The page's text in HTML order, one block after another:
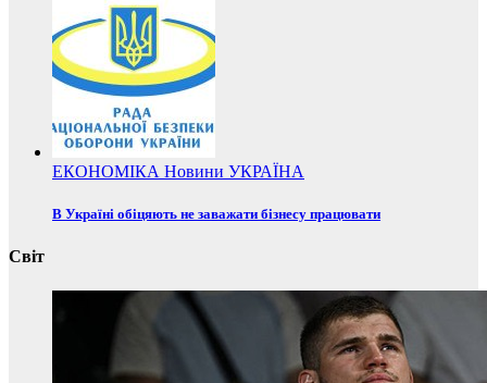
ЕКОНОМІКА Новини УКРАЇНА
В Україні обіцяють не заважати бізнесу працювати
Світ